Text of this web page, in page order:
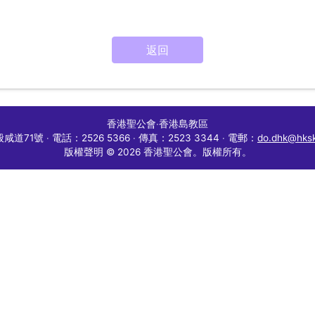
返回
香港聖公會‧香港島教區
咸道71號 ‧ 電話：2526 5366 ‧ 傳真：2523 3344 ‧ 電郵：
版權聲明 © 2026 香港聖公會。版權所有。